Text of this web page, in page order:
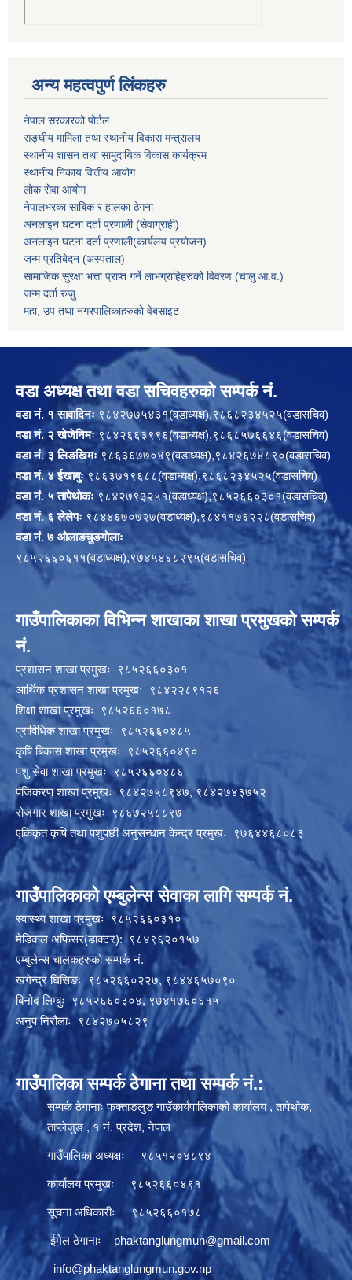
अन्य महत्वपुर्ण लिंकहरु
नेपाल सरकारको पोर्टल
सङ्घीय मामिला तथा स्थानीय विकास मन्त्रालय
स्थानीय शासन तथा सामुदायिक विकास कार्यक्रम
स्थानीय निकाय वित्तीय आयोग
लोक सेवा आयोग
नेपालभरका साबिक र हालका ठेगना
अनलाइन घटना दर्ता प्रणाली (सेवाग्राही)
अनलाइन घटना दर्ता प्रणाली(कार्यलय प्रयोजन)
जन्म प्रतिबेदन (अस्पताल)
सामाजिक सुरक्षा भत्ता प्राप्त गर्ने लाभग्राहिहरुको विवरण (चालु आ.व.)
जन्म दर्ता रुजु
महा, उप तथा नगरपालिकाहरुको वेबसाइट
वडा अध्यक्ष तथा वडा सचिवहरुको सम्पर्क नं.
वडा नं. १ सावादिनः ९८४२७७५४३१(वडाध्यक्ष),९८६८२३४५२५(वडासचिव)
वडा नं. २ खेजेनिमः९८४२६६३९९६(वडाध्यक्ष),९८६८५७६६४६(वडासचिव)
वडा नं. ३ लिङखिमः९८६३६७७०४९(वडाध्यक्ष),९८४२६७४८९०(वडासचिव)
वडा नं. ४ ईखाबुः९८६३७१९६८८(वडाध्यक्ष),९८६८२३४५२५(वडासचिव)
वडा नं. ५ तापेथोकः ९८४२७९३२५१(वडाध्यक्ष),९८५२६६०३०१(वडासचिव)
वडा नं. ६ लेलेपः ९८४४६७०७२७(वडाध्यक्ष),९८४११७६२२८(वडासचिव)
वडा नं. ७ ओलाङचुङगोलाः
९८५२६६०६११(वडाध्यक्ष),९७४५४६८२९५(वडासचिव)
गाउँपालिकाका विभिन्न शाखाका शाखा प्रमुखको सम्पर्क
नं.
प्रशासन शाखा प्रमुखः ९८५२६६०३०१
आर्थिक प्रशासन शाखा प्रमुखः ९८४२२८९१२६
शिक्षा शाखा प्रमुखः ९८५२६६०१७८
प्राविधिक शाखा प्रमुखः ९८५२६६०४८५
कृषि बिकास शाखा प्रमुखः ९८५२६६०४९०
पशु सेवा शाखा प्रमुखः ९८५२६६०४८६
पंजिकरण शाखा प्रमुखः ९८४२७५८९४७, ९८४२७४३७५२
रोजगार शाखा प्रमुखः ९८६७२५८८९७
एकिकृत कृषि तथा पशुपंछी अनुसन्धान केन्द्र प्रमुखः ९७६४४६८०८३
गाउँपालिकाको एम्बुलेन्स सेवाका लागि सम्पर्क नं.
स्वास्थ्य शाखा प्रमुखः ९८५२६६०३१०
मेडिकल अफिसर(डाक्टर): ९८४९६२०१५७
एम्बुलेन्स चालकहरुको सम्पर्क नं.
खगेन्द्र घिसिङः ९८५२६६०२२७, ९८४४६५७०९०
बिनोद लिम्बुः ९८५२६६०३०४, ९७४१७६०६१५
अनुप निरौलाः ९८४२७०५८२९
गाउँपालिका सम्पर्क ठेगाना तथा सम्पर्क नं.:
सम्पर्क ठेगानाः फक्ताङलुङ गाउँकार्यपालिकाको कार्यालय , तापेथोक,
ताप्लेजुङ , १ नं. प्रदेश, नेपाल
गाउँपालिका अध्यक्षः ९८५१२०४८९४
कार्यालय प्रमुखः ९८५२६६०४९१
सूचना अधिकारीः ९८५२६६०१७८
ईमेल ठेगानाः phaktanglungmun@gmail.com
info@phaktanglungmun.gov.np